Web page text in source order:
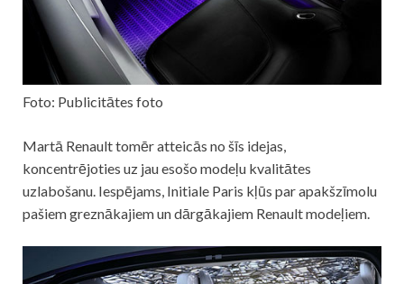
Foto: Publicitātes foto
Martā Renault tomēr atteicās no šīs idejas,
koncentrējoties uz jau esošo modeļu kvalitātes
uzlabošanu. Iespējams, Initiale Paris kļūs par apakšzīmolu
pašiem greznākajiem un dārgākajiem Renault modeļiem.